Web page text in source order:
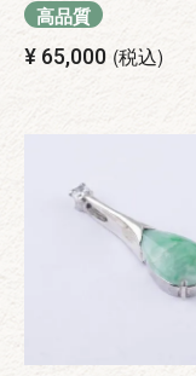
高品質
¥ 65,000 税込